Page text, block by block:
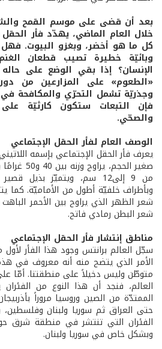
بعد أن قضى على موسم القمح
خلال العام الماضي، يهدّد فأر
كل ما هو أخضر، وبغزو البيوت.
وبائيّة خطيرة تصيب قطعان
الإنسان؟ إذا بقي الوضع على
«الطعوم» على المزارعين من
وجذريّة تشمل التحرّي والمكافحة في
فإن التبعات ستكون كارثيّة
والصحّي.
الوصف العام لفأر الحقل الإجتماعي
صغير
من 9 إلى12 سم، ويتميّز
وبأطراف خلفيّة أطول من الأماميّة. كما
شعر الظهر الذي يراوح بين الأحمر
شعر البطن رمادي فاتح.
مناطق إنتشار فأر الحقل الإجتماعي
الأمر الذي يتضح منه أنه معروف في
متوطّن وليس دخيلاً على منطقتنا. أمّا
العالم، فنجد أن هذا النوع من
الممتدّة من الصين وروسيا مروراً
حتى العراق ثم سوريا ولبنان وفلسطين،
الفئران التي تنتشر في منطقة شرق
وبشكل خاص في سوريا ولبنان.